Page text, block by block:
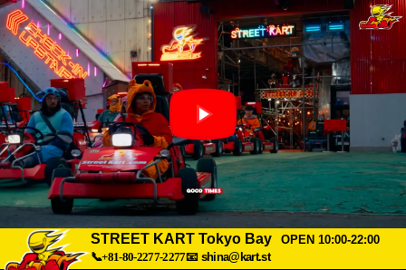
STREET KART Tokyo Bay
OPEN 10:00-22:00
📞+81-80-2277-2277📧 shina@kart.st